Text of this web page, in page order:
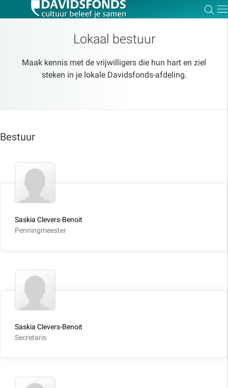
Lokaal bestuur
Maak kennis met de vrijwilligers die hun hart en ziel
steken in je lokale Davidsfonds-afdeling.
Bestuur
Saskia Clevers-Benoit
Penningmeester
Saskia Clevers-Benoit
Secretaris
Zoeken